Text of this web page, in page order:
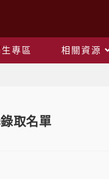
專區 相關資源
取名單